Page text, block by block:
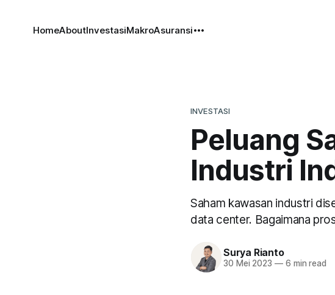
HomeAboutInvestasiMakroAsuransi
INVESTASI
Peluang
Industri
Saham kawasan industri
data center. Bagaimana
Surya Rianto
30 Mei 2023 —6 min read